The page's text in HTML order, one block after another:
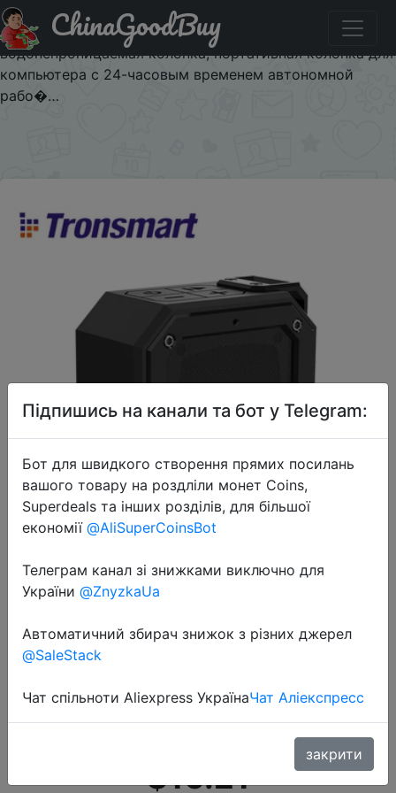
Паридбати з промокодом 1111RUSAVE1 Bluetooth-
динамик Tronsmart Groove (Force Mini), IPX7,
водонепроницаемая колонка, портативная колонка для
компьютера с 24-часовым временем автономной
рабо�…
ChinaGoodBuy
2020-11-13
Bluetooth-динамик Tronsmart
водонепроницаемая колонка,
портативная колонка для
компьютера с 24-часовым
временем автономной рабо�…
$16.21
Підпишись на канали та бот у Telegram:
Бот для швидкого створення прямих посилань
вашого товару на роздліли монет Coins,
Superdeals та інших розділів, для більшої
економії @AliSuperCoinsBot
Телеграм канал зі знижками виключно для
України @ZnyzkaUa
Автоматичний збирач знижок з різних джерел
@SaleStack
Чат спільноти Aliexpress УкраїнаЧат Аліекспресс
закрити